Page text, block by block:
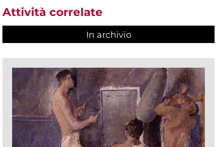
Attività correlate
In archivio